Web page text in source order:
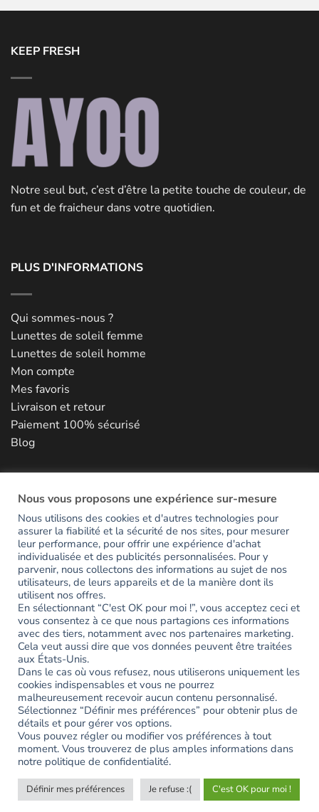
KEEP FRESH
Notre seul but, c’est d’être la petite touche de couleur, de
fun et de fraicheur dans votre quotidien.
PLUS D'INFORMATIONS
Qui sommes-nous ?
Lunettes de soleil femme
Lunettes de soleil homme
Mon compte
Mes favoris
Livraison et retour
Paiement 100% sécurisé
Blog
RESTONS EN CONTACT
Inscrivez-vous pour avoir accès en avant-première aux
nouveautés et recevoir votre code de bienvenue de -15%.
Erreur :Formulaire de contact non trouvé !
Partagez votre expérience
#ayookeepfresh
Copyright 2026 ©AYOO|Mentions légales|CGV
Nous vous proposons une expérience sur-mesure
Nous utilisons des cookies et d'autres technologies pour
assurer la fiabilité et la sécurité de nos sites, pour mesurer
leur performance, pour offrir une expérience d'achat
individualisée et des publicités personnalisées. Pour y
parvenir, nous collectons des informations au sujet de nos
utilisateurs, de leurs appareils et de la manière dont ils
utilisent nos offres.
En sélectionnant “C'est OK pour moi !”, vous acceptez ceci et
vous consentez à ce que nous partagions ces informations
avec des tiers, notamment avec nos partenaires marketing.
Cela veut aussi dire que vos données peuvent être traitées
aux États-Unis.
Dans le cas où vous refusez, nous utiliserons uniquement les
cookies indispensables et vous ne pourrez
malheureusement recevoir aucun contenu personnalisé.
Sélectionnez “Définir mes préférences” pour obtenir plus de
détails et pour gérer vos options.
Vous pouvez régler ou modifier vos préférences à tout
moment. Vous trouverez de plus amples informations dans
notre politique de confidentialité.
Définir mes préférences Je refuse :( C'est OK pour moi !